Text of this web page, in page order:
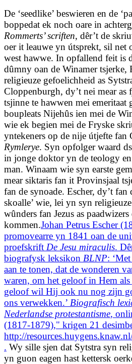
De ‘seedlike’ beswieren en de
boppedat ek noch oare in
Rommerts’ scriften, dêr’t de
oer it leauwe yn útsprekt, sil net
west hawwe. In opfallend feit is
dûmny oan de Winamer tsjerke,
religieuze gefoelichheid as
Cloppenburgh, dy’t nei mear
tsjinne te hawwen mei emeritaat
boupleats Nijehûs ien mei de
wie ek begien mei de Fryske
yntekeners op de nije útjefte fan
Rymlerye. Syn opfolger waard
in jonge doktor yn de teology
man. Winaam wie syn earste
mear siktaris fan it Provinsjaal
fan de synoade. Escher, dy’t
skoalle’ wie, lei yn syn
wûnders fan Jezus as
kommen.Johan Petrus Escher
promovearre yn 1841 oan de
proefskrift De Jesu miraculis.
biografysk leksikon BLNP:
aan te tonen, dat de wonderen
waren, om het geloof in Hem
geloof wil Hij ook nu nog zijn
ons verwekken.’ Biografisch
Nederlandse protestantisme,
(1817-1879)," krigen 21
http://
. Wy sille sjen dat Sytstra syn
yn guon eagen hast kettersk